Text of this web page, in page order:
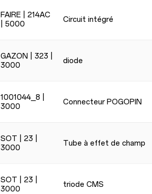
FAIRE | 214AC
| 5000
Circuit intégré
GAZON | 323 |
3000
diode
1001044_8 |
3000
Connecteur POGOPIN
SOT | 23 |
3000
Tube à effet de champ
SOT | 23 |
3000
triode CMS